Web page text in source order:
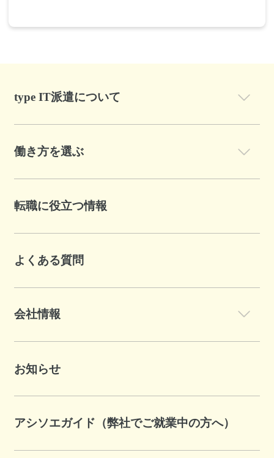
type IT派遣について
働き方を選ぶ
転職に役立つ情報
よくある質問
会社情報
お知らせ
アシソエガイド（弊社でご就業中の方へ）